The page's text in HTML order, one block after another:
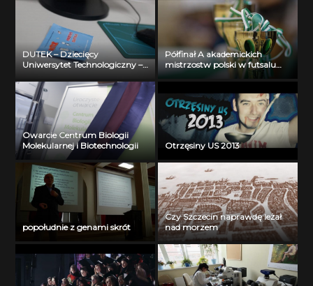
DUTEK – Dziecięcy
Uniwersytet Technologiczny –
Półfinał A akademickich
mistrzostw polski w futsalu
mężczyzn
Owarcie Centrum Biologii
Molekularnej i Biotechnologii
Otrzęsiny US 2013
popołudnie z genami skrót
Czy Szczecin naprawdę leżał
nad morzem